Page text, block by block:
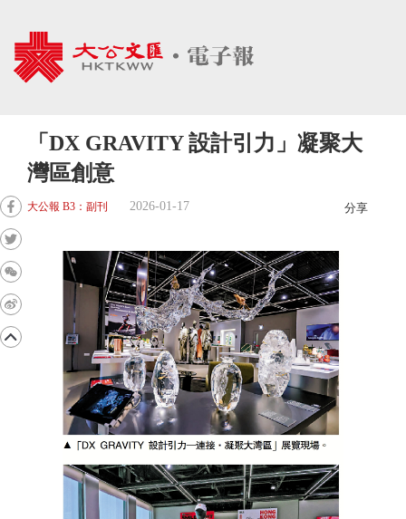
「DX GRAVITY 設計引力」凝聚大
灣區創意
大公報 B3：副刊 2026-01-17 分享